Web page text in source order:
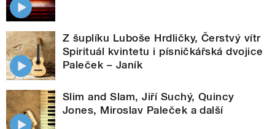
Z šuplíku Luboše Hrdličky, Čerstvý vítr
Spirituál kvintetu i písničkářská dvojice
Paleček – Janík
Slim and Slam, Jiří Suchý, Quincy
Jones, Miroslav Paleček a další